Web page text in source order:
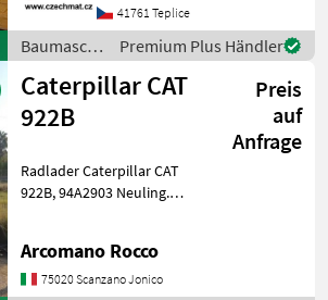
Gewicht 7 100 kg Kamera
Schaufel Verkauf ohne
Gabeln ID
41761 Teplice
Baumaschinen
/
Caterpillar
Premium Plus Händler
Caterpillar CAT
922B
Preis
auf
Anfrage
Radlader Caterpillar CAT
922B, 94A2903 Neuling.
PRIVATEN. Baumaschinen
Radlader
Arcomano Rocco
75020 Scanzano Jonico